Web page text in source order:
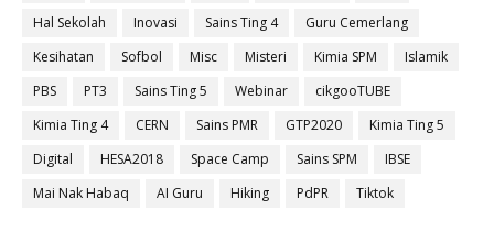
Hal Sekolah
Inovasi Sains Ting 4
Guru Cemerlang
Kesihatan
Sofbol Misc Misteri Kimia SPM
Islamik
PBS
PT3 Sains Ting 5 Webinar
cikgooTUBE
Kimia Ting 4
CERN Sains PMR GTP2020
Kimia Ting 5
Digital
HESA2018 Space Camp Sains SPM
IBSE
Mai Nak Habaq
AI Guru Hiking PdPR Tiktok